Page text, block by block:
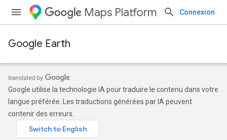
Maps Platform Connexion
Google Earth
Google utilise la technologie IA pour traduire le contenu dans votre
langue préférée. Les traductions générées par IA peuvent
contenir des erreurs.